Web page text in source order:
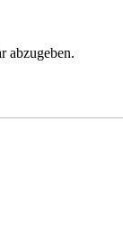
abzugeben.